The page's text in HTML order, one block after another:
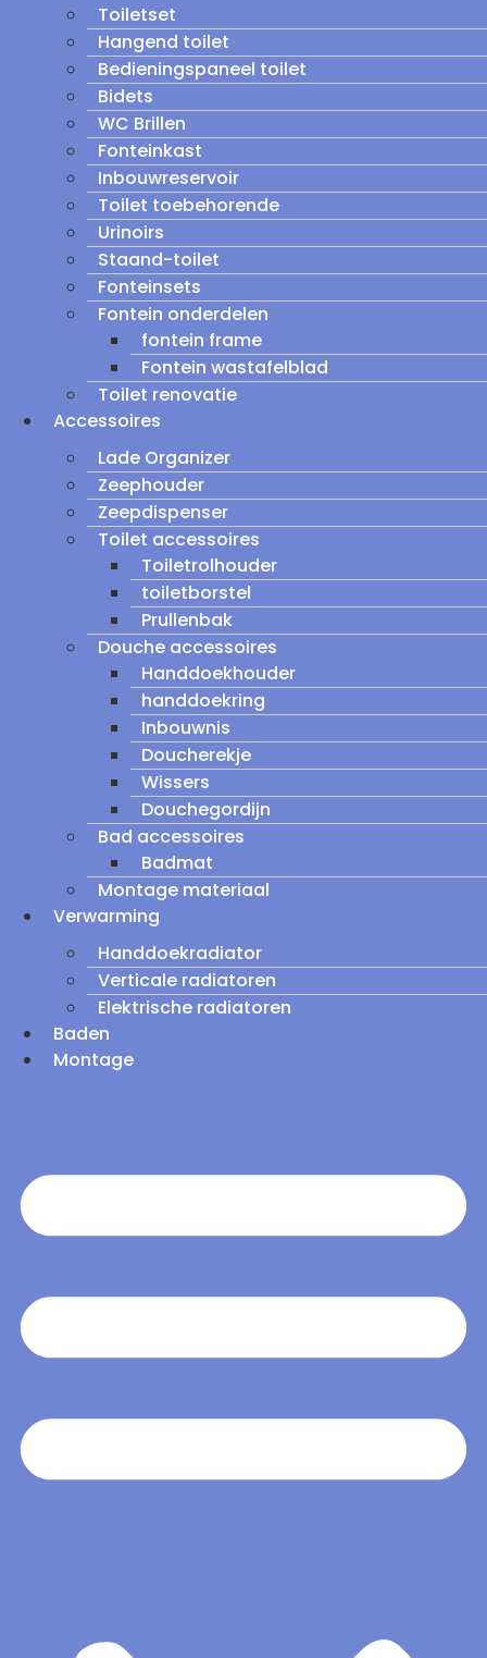
Toiletset
Hangend toilet
Bedieningspaneel toilet
Bidets
WC Brillen
Fonteinkast
Inbouwreservoir
Toilet toebehorende
Urinoirs
Staand-toilet
Fonteinsets
Fontein onderdelen
fontein frame
Fontein wastafelblad
Toilet renovatie
Accessoires
Lade Organizer
Zeephouder
Zeepdispenser
Toilet accessoires
Toiletrolhouder
toiletborstel
Prullenbak
Douche accessoires
Handdoekhouder
handdoekring
Inbouwnis
Doucherekje
Wissers
Douchegordijn
Bad accessoires
Badmat
Montage materiaal
Verwarming
Handdoekradiator
Verticale radiatoren
Elektrische radiatoren
Baden
Montage